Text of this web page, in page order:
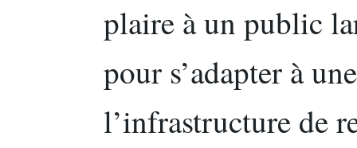
plaire à un public
pour s’adapter à
l’infrastructure de